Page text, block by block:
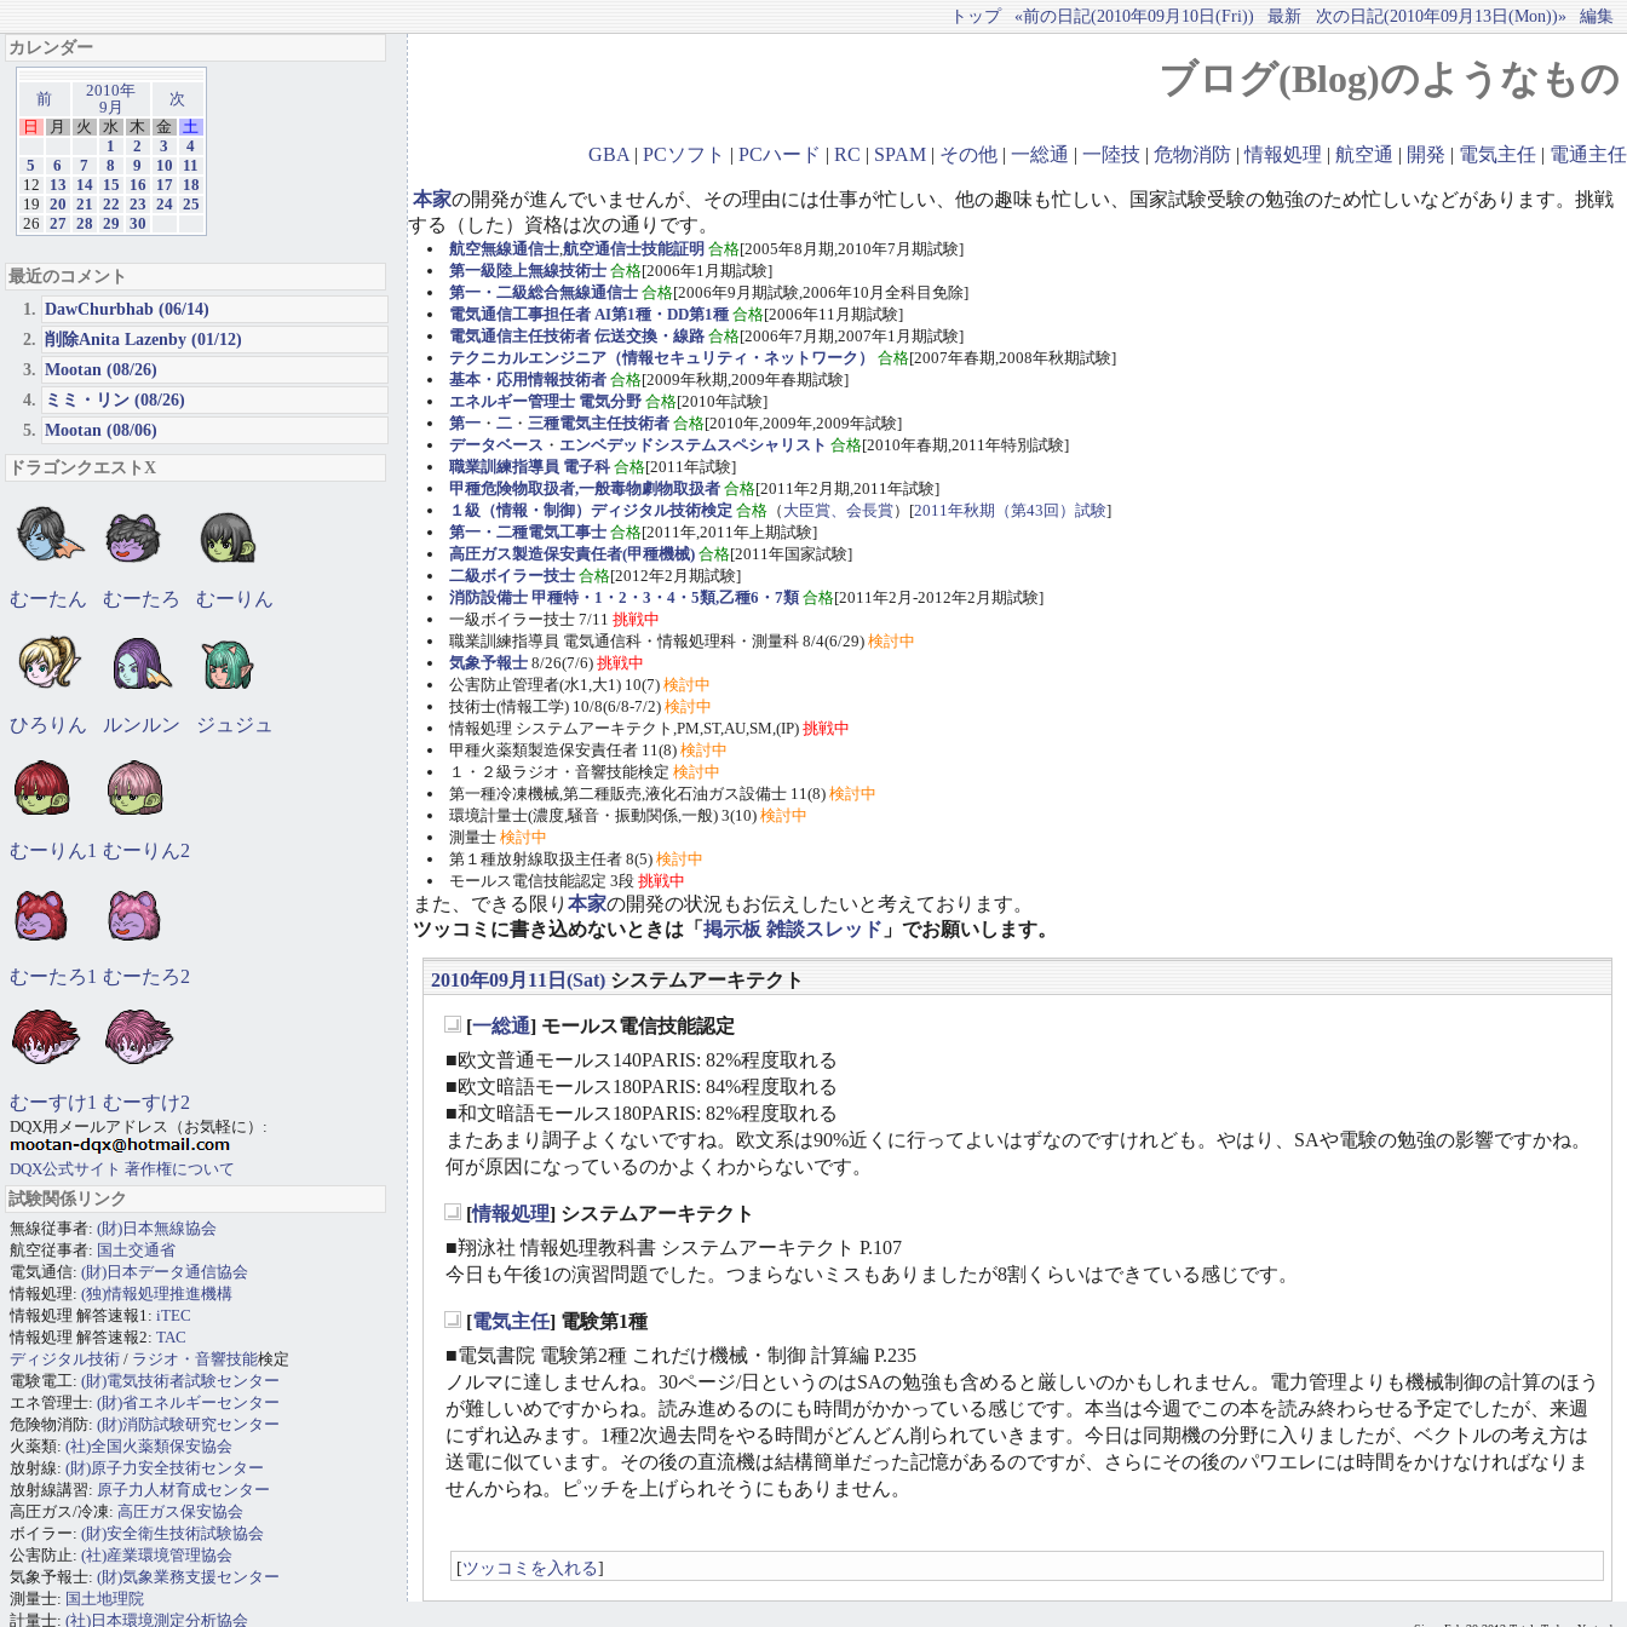
トップ «前の日記(2010年09月10日(Fri)) 最新 次の日記(2010年09月13日(Mon))» 編集
ブログ(Blog)のようなもの
GBA | PCソフト | PCハード | RC | SPAM | その他 | 一総通 | 一陸技 | 危物消防 |情報処理 | 航空通 | 開発 | 電気主任 | 電通主任
本家の開発が進んでいませんが、その理由には仕事が忙しい、他の趣味も忙しい、国家試験受験の勉強のため忙しいなどがあります。挑戦
する（した）資格は次の通りです。
航空無線通信士,航空通信士技能証明 合格[2005年8月期,2010年7月期試験]
第一級陸上無線技術士 合格[2006年1月期試験]
第一・二級総合無線通信士 合格[2006年9月期試験,2006年10月全科目免除]
電気通信工事担任者 AI第1種・DD第1種 合格[2006年11月期試験]
電気通信主任技術者 伝送交換・線路 合格[2006年7月期,2007年1月期試験]
テクニカルエンジニア（情報セキュリティ・ネットワーク）
合格[2007年春期,2008年秋期試験]
基本・応用情報技術者 合格[2009年秋期,2009年春期試験]
エネルギー管理士 電気分野 合格[2010年試験]
第一 ・ 二 ・ 三種電気主任技術者 合格[2010年,2009年,2009年試験]
データベース ・ エンベデッドシステムスペシャリスト 合格[2010年春期,2011年特別試験]
職業訓練指導員 電子科 合格[2011年試験]
甲種危険物取扱者,一般毒物劇物取扱者 合格[2011年2月期,2011年試験]
１級（情報・制御）ディジタル技術検定 合格 （ 大臣賞、会長賞）[2011年秋期（第43回）試験]
第一・二種電気工事士 合格[2011年,2011年上期試験]
高圧ガス製造保安責任者(甲種機械) 合格[2011年国家試験]
二級ボイラー技士 合格[2012年2月期試験]
消防設備士 甲種特・1・2・3・4・5類,乙種6・7類 合格[2011年2月-2012年2月期試験]
一級ボイラー技士 7/11 挑戦中
職業訓練指導員 電気通信科・情報処理科・測量科 8/4(6/29) 検討中
気象予報士 8/26(7/6) 挑戦中
公害防止管理者(水1,大1) 10(7) 検討中
技術士(情報工学) 10/8(6/8-7/2) 検討中
情報処理 システムアーキテクト,PM,ST,AU,SM,(IP) 挑戦中
甲種火薬類製造保安責任者 11(8) 検討中
１・２級ラジオ・音響技能検定 検討中
第一種冷凍機械,第二種販売,液化石油ガス設備士 11(8) 検討中
環境計量士(濃度,騒音・振動関係,一般) 3(10) 検討中
測量士 検討中
第１種放射線取扱主任者 8(5) 検討中
モールス電信技能認定 3段 挑戦中
また、できる限り 本家の開発の状況もお伝えしたいと考えております。
ツッコミに書き込めないときは「 掲示板 雑談スレッド 」でお願いします。
2010年09月11日(Sat) システムアーキテクト
[一総通] モールス電信技能認定
■欧文普通モールス140PARIS: 82%程度取れる
■欧文暗語モールス180PARIS: 84%程度取れる
■和文暗語モールス180PARIS: 82%程度取れる
またあまり調子よくないですね。欧文系は90%近くに行ってよいはずなのですけれども。やはり、SAや電験の勉強の影響ですかね。
何が原因になっているのかよくわからないです。
[情報処理] システムアーキテクト
■翔泳社 情報処理教科書 システムアーキテクト P.107
今日も午後1の演習問題でした。つまらないミスもありましたが8割くらいはできている感じです。
[電気主任] 電験第1種
■電気書院 電験第2種 これだけ機械・制御 計算編 P.235
ノルマに達しませんね。30ページ/日というのはSAの勉強も含めると厳しいのかもしれません。電力管理よりも機械制御の計算のほう
が難しいめですからね。読み進めるのにも時間がかかっている感じです。本当は今週でこの本を読み終わらせる予定でしたが、来週
にずれ込みます。1種2次過去問をやる時間がどんどん削られていきます。今日は同期機の分野に入りましたが、ベクトルの考え方は
送電に似ています。その後の直流機は結構簡単だった記憶があるのですが、さらにその後のパワエレには時間をかけなければなりま
せんからね。ピッチを上げられそうにもありません。
[ツッコミを入れる]
カレンダー
前
2010年
9月
次
日
月 火 水 木 金
土
1
2 3
4
5
6 7 8 9 10
11
12
13 14 15 16 17
18
19
20 21 22 23 24 25
26
27 28 29 30
最近のコメント
DawChurbhab (06/14)
削除Anita Lazenby (01/12)
Mootan (08/26)
ミミ・リン (08/26)
Mootan (08/06)
ドラゴンクエストX
むーたん むーたろ むーりん
ひろりん ルンルン ジュジュ
むーりん1 むーりん2
むーたろ1 むーたろ2
むーすけ1 むーすけ2
DQX用メールアドレス（お気軽に）:
DQX公式サイト 著作権について
試験関係リンク
無線従事者: (財)日本無線協会
航空従事者: 国土交通省
電気通信: (財)日本データ通信協会
情報処理: (独)情報処理推進機構
情報処理 解答速報1: iTEC
情報処理 解答速報2: TAC
ディジタル技術 / ラジオ・音響技能検定
電験電工: (財)電気技術者試験センター
エネ管理士: (財)省エネルギーセンター
危険物消防: (財)消防試験研究センター
火薬類: (社)全国火薬類保安協会
放射線: (財)原子力安全技術センター
放射線講習: 原子力人材育成センター
高圧ガス/冷凍: 高圧ガス保安協会
ボイラー: (財)安全衛生技術試験協会
公害防止: (社)産業環境管理協会
気象予報士: (財)気象業務支援センター
測量士: 国土地理院
計量士: (社)日本環境測定分析協会